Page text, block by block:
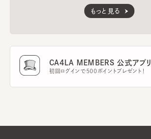
もっと見る
CA4LA MEMBERS 公式アプリ
初回ログインで500ポイントプレゼント！